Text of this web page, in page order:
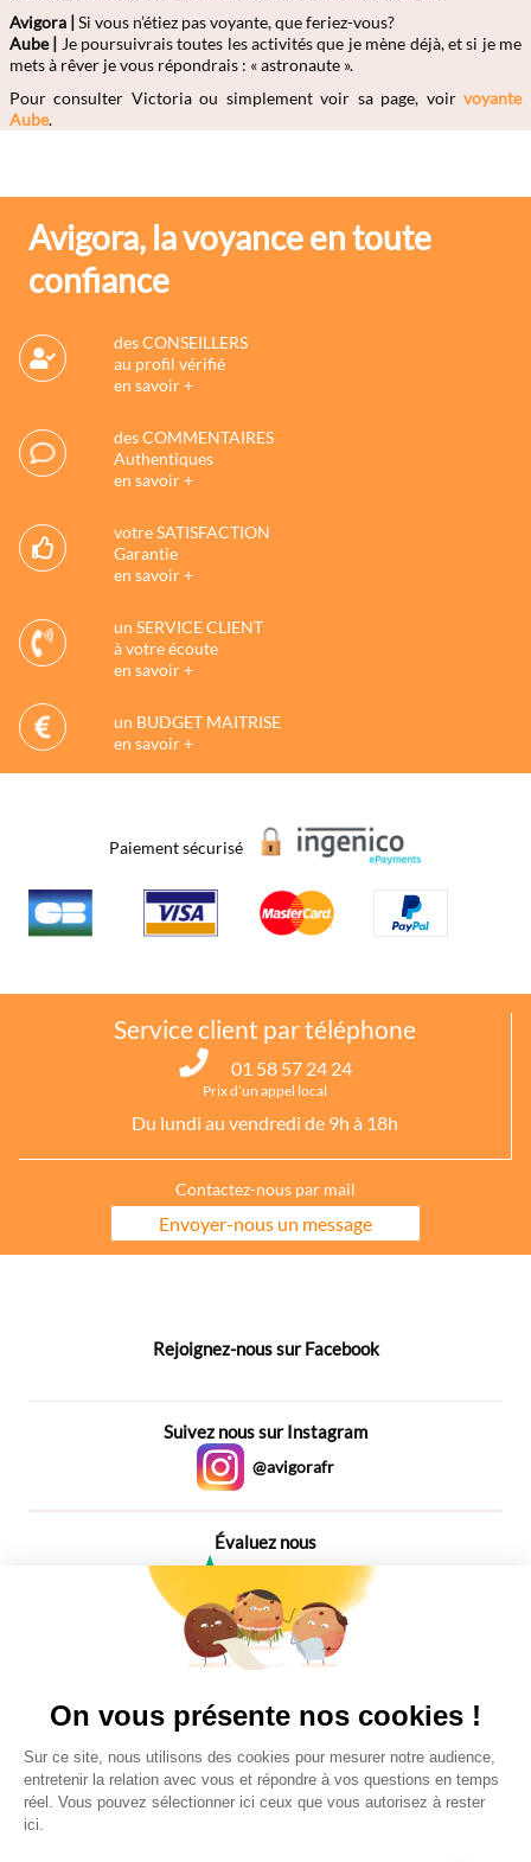
Avigora | Si vous n’étiez pas voyante, que feriez-vous?
Aube| Je poursuivrais toutes les activités que je mène déjà, et si je me
mets à rêver je vous répondrais : « astronaute ».
Pour consulter Victoria ou simplement voir sa page, voir voyante
Aube.
Avigora, la voyance en toute
confiance
des CONSEILLERS
au profil vérifié
en savoir +
des COMMENTAIRES
Authentiques
en savoir +
votre SATISFACTION
Garantie
en savoir +
un SERVICE CLIENT
à votre écoute
en savoir +
un BUDGET MAITRISE
en savoir +
Paiement sécurisé
Service client par téléphone
01 58 57 24 24
Prix d’un appel local
Du lundi au vendredi de 9h à 18h
Contactez-nous par mail
Envoyer-nous un message
Rejoignez-nous sur Facebook
Suivez nous sur Instagram
@avigorafr
Évaluez nous
Plus de 650 Avis
On vous présente nos cookies !
Sur ce site, nous utilisons des cookies pour mesurer notre audience,
entretenir la relation avec vous et répondre à vos questions en temps
réel. Vous pouvez sélectionner ici ceux que vous autorisez à rester
ici.